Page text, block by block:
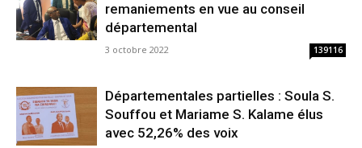
remaniements en vue au conseil
départemental
3 octobre 2022 139116
Départementales partielles : Soula S.
Souffou et Mariame S. Kalame élus
avec 52,26% des voix